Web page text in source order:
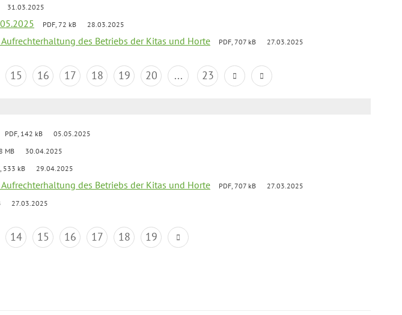
31.03.2025
PDF, 72 kB 28.03.2025
des Betriebs der Kitas und Horte PDF, 707 kB 27.03.2025
15 16 17 18 19 20 ... 23
PDF, 142 kB 05.05.2025
MB 30.04.2025
533 kB 29.04.2025
des Betriebs der Kitas und Horte PDF, 707 kB 27.03.2025
27.03.2025
14 15 16 17 18 19